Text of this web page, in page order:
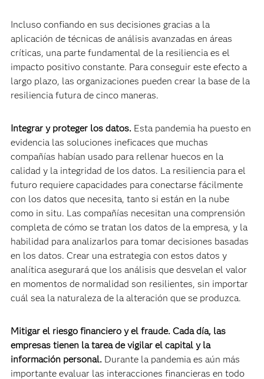
Incluso confiando en sus decisiones gracias a la
aplicación de técnicas de análisis avanzadas en áreas
críticas, una parte fundamental de la resiliencia es el
impacto positivo constante. Para conseguir este efecto a
largo plazo, las organizaciones pueden crear la base de la
resiliencia futura de cinco maneras.
Integrar y proteger los datos. Esta pandemia ha puesto en
evidencia las soluciones ineficaces que muchas
compañías habían usado para rellenar huecos en la
calidad y la integridad de los datos. La resiliencia para el
futuro requiere capacidades para conectarse fácilmente
con los datos que necesita, tanto si están en la nube
como in situ. Las compañías necesitan una comprensión
completa de cómo se tratan los datos de la empresa, y la
habilidad para analizarlos para tomar decisiones basadas
en los datos. Crear una estrategia con estos datos y
analítica asegurará que los análisis que desvelan el valor
en momentos de normalidad son resilientes, sin importar
cuál sea la naturaleza de la alteración que se produzca.
Mitigar el riesgo financiero y el fraude. Cada día, las
empresas tienen la tarea de vigilar el capital y la
información personal. Durante la pandemia es aún más
importante evaluar las interacciones financieras en todo